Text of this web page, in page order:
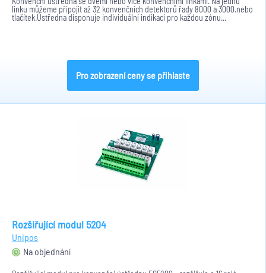
linku můžeme připojit až 32 konvenčních detektorů řady 8000 a 3000.nebo
tlačítek.Ústředna disponuje individuální indikací pro každou zónu...
Pro zobrazení ceny se přihlaste
Rozšiřující modul 5204
Unipos
Na objednání